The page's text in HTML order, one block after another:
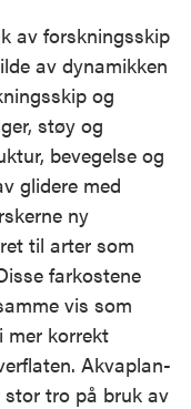
av forskningsskip
av dynamikken
og
støy og
bevegelse og
glidere med
ny
til arter som
farkostene
vis som
mer korrekt
Akvaplan-
tro på bruk av